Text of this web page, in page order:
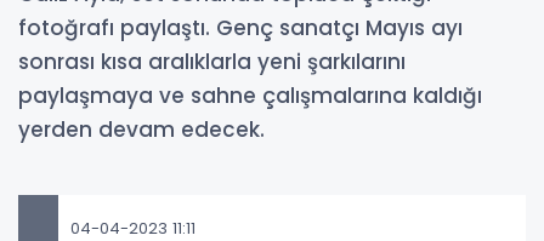
fotoğrafı paylaştı. Genç sanatçı Mayıs ayı
sonrası kısa aralıklarla yeni şarkılarını
paylaşmaya ve sahne çalışmalarına kaldığı
yerden devam edecek.
04-04-2023 11:11